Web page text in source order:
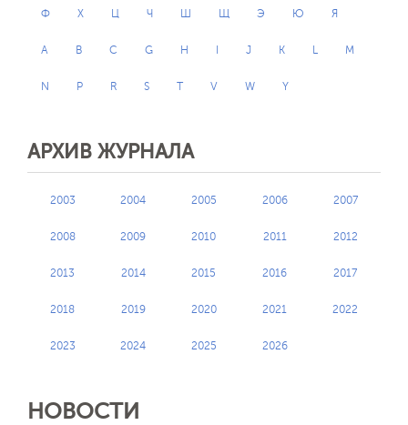
Ф Х Ц Ч Ш Щ Э Ю Я
A B C G H J K L M
N P R S T V W Y
АРХИВ ЖУРНАЛА
2003 2004 2005 2006 2007
2008 2009 2010 2011 2012
2013 2014 2015 2016 2017
2018 2019 2020 2021 2022
2023 2024 2025 2026
НОВОСТИ